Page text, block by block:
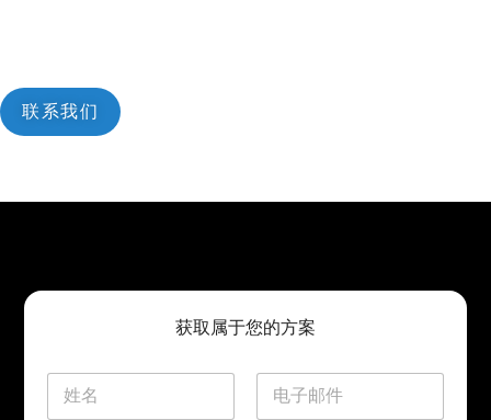
联系我们
获取属于您的方案